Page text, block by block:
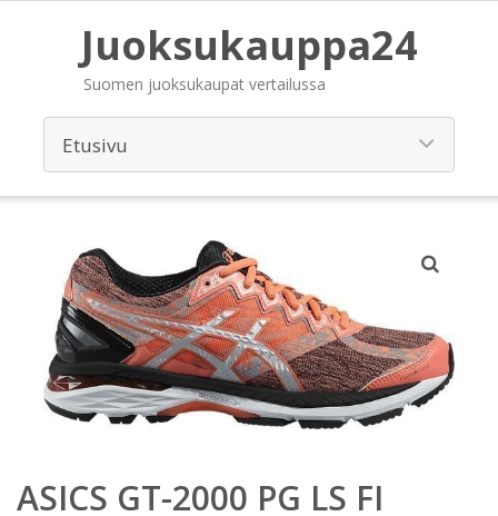
Juoksukauppa24
Suomen juoksukaupat vertailussa
ASICS GT-2000 PG LS FI